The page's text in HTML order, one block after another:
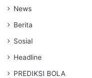
News
Berita
Sosial
Headline
PREDIKSI BOLA